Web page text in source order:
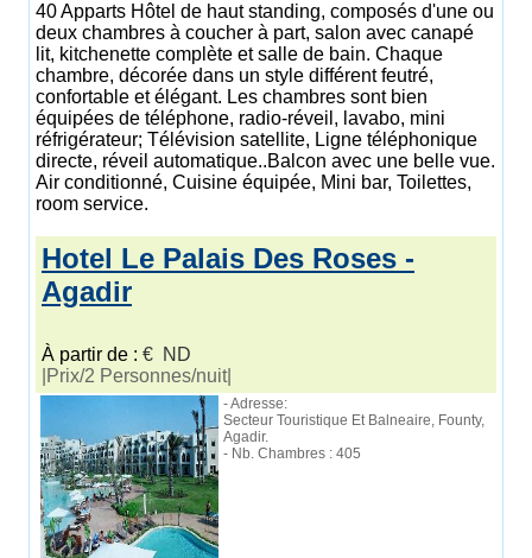
40 Apparts Hôtel de haut standing, composés d'une ou
deux chambres à coucher à part, salon avec canapé
lit, kitchenette complète et salle de bain. Chaque
chambre, décorée dans un style différent feutré,
confortable et élégant. Les chambres sont bien
équipées de téléphone, radio-réveil, lavabo, mini
réfrigérateur; Télévision satellite, Ligne téléphonique
directe, réveil automatique..Balcon avec une belle vue.
Air conditionné, Cuisine équipée, Mini bar, Toilettes,
room service.
Hotel Le Palais Des Roses -
Agadir
À partir de : € ND
|Prix/2 Personnes/nuit|
- Adresse:
Secteur Touristique Et Balneaire, Founty,
Agadir.
- Nb. Chambres : 405